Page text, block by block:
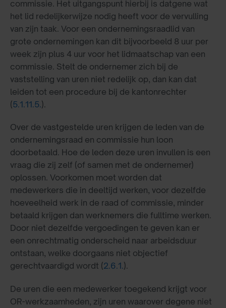
commissie. Het uitgangspunt hierbij is datgene wat
het lid redelijkerwijze nodig heeft voor de vervulling
van zijn taak. Voor een ondernemingsraadlid van
grote ondernemingen kan dit bijvoorbeeld 8 uur per
week zijn plus 4 uur voor het lidmaatschap van een
commissie. Stelt de ondernemer zich bij de
vaststelling van uren niet redelijk op, dan kan dat
leiden tot een procedure bij de kantonrechter
(5.1.11.5.).
Over de vastgestelde uren krijgen de leden van de
ondernemingsraad en commissie hun loon
doorbetaald. Hoe de leden deze uren invullen is een
vraag die zij zelf (of samen met de ondernemer)
oplossen. Voorkomen moet worden dat
medewerkers die in deeltijd werken, voor dezelfde
hoeveelheid werk in de raad of commissie, minder
betaald krijgen dan werknemers die fulltime werken.
Door niet dezelfde vergoedingen te geven kan er
een onrechtmatig onderscheid naar arbeidsduur
ontstaan, welke doorgaans niet objectief
gerechtvaardigd wordt (2.6.1.).
De uren die een medewerker toegekend krijgt voor
OR-werkzaamheden, zijn uren waarover degene niet